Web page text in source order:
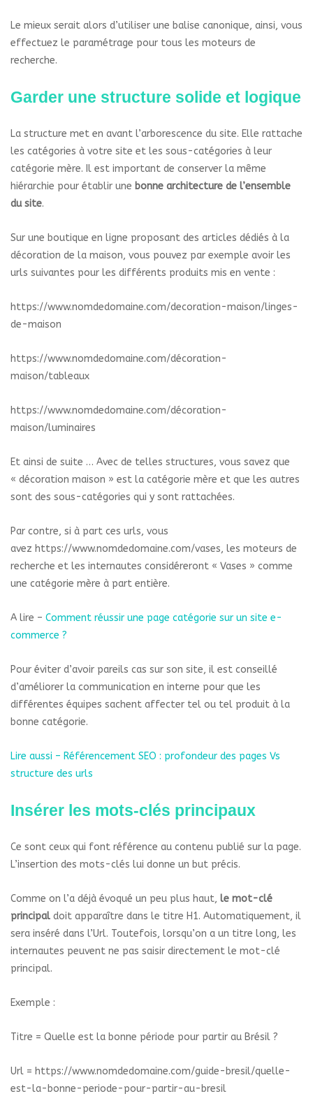
Le mieux serait alors d’utiliser une balise canonique, ainsi, vous
effectuez le paramétrage pour tous les moteurs de
recherche.
Garder une structure solide et logique
La structure met en avant l’arborescence du site. Elle rattache
les catégories à votre site et les sous-catégories à leur
catégorie mère. Il est important de conserver la même
hiérarchie pour établir une bonne architecture de l’ensemble
du site.
Sur une boutique en ligne proposant des articles dédiés à la
décoration de la maison, vous pouvez par exemple avoir les
urls suivantes pour les différents produits mis en vente :
https://www.nomdedomaine.com/decoration-maison/linges-
de-maison
https://www.nomdedomaine.com/décoration-
maison/tableaux
https://www.nomdedomaine.com/décoration-
maison/luminaires
Et ainsi de suite … Avec de telles structures, vous savez que
« décoration maison » est la catégorie mère et que les autres
sont des sous-catégories qui y sont rattachées.
Par contre, si à part ces urls, vous
avez https://www.nomdedomaine.com/vases, les moteurs de
recherche et les internautes considéreront « Vases » comme
une catégorie mère à part entière.
A lire – Comment réussir une page catégorie sur un site e-
commerce ?
Pour éviter d’avoir pareils cas sur son site, il est conseillé
d’améliorer la communication en interne pour que les
différentes équipes sachent affecter tel ou tel produit à la
bonne catégorie.
Lire aussi – Référencement SEO : profondeur des pages Vs
structure des urls
Insérer les mots-clés principaux
Ce sont ceux qui font référence au contenu publié sur la page.
L’insertion des mots-clés lui donne un but précis.
Comme on l’a déjà évoqué un peu plus haut, le mot-clé
principal doit apparaître dans le titre H1. Automatiquement, il
sera inséré dans l’Url. Toutefois, lorsqu’on a un titre long, les
internautes peuvent ne pas saisir directement le mot-clé
principal.
Exemple :
Titre = Quelle est la bonne période pour partir au Brésil ?
Url = https://www.nomdedomaine.com/guide-bresil/quelle-
est-la-bonne-periode-pour-partir-au-bresil